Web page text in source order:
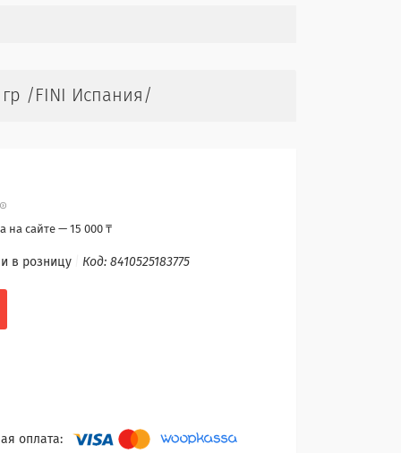
/FINI Испания/
на сайте — 15 000 ₸
в розницу Код: 8410525183775